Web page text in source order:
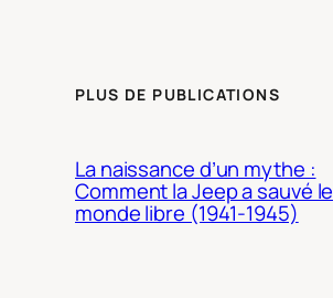
PLUS DE PUBLICATIONS
La naissance d’un mythe :
Comment la Jeep a sauvé le
monde libre (1941-1945)